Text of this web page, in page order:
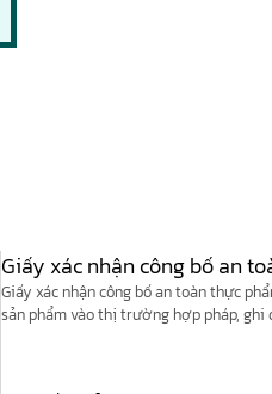
Giấy xác nhận công bố an
Giấy xác nhận công bố an toàn thực
sản phẩm vào thị trường hợp pháp,